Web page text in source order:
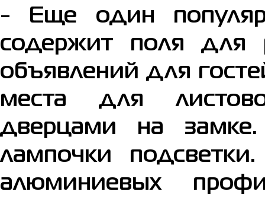
- Еще один
содержит поля для
объявлений для
места для
дверцами на
лампочки
алюминиевых